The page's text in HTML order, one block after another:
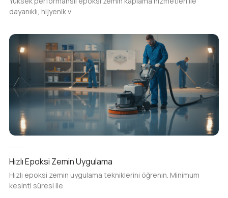
dayanıklı, hijyenik v
Hızlı Epoksi Zemin Uygulama
Hızlı epoksi zemin uygulama tekniklerini öğrenin. Minimum
kesinti süresi ile